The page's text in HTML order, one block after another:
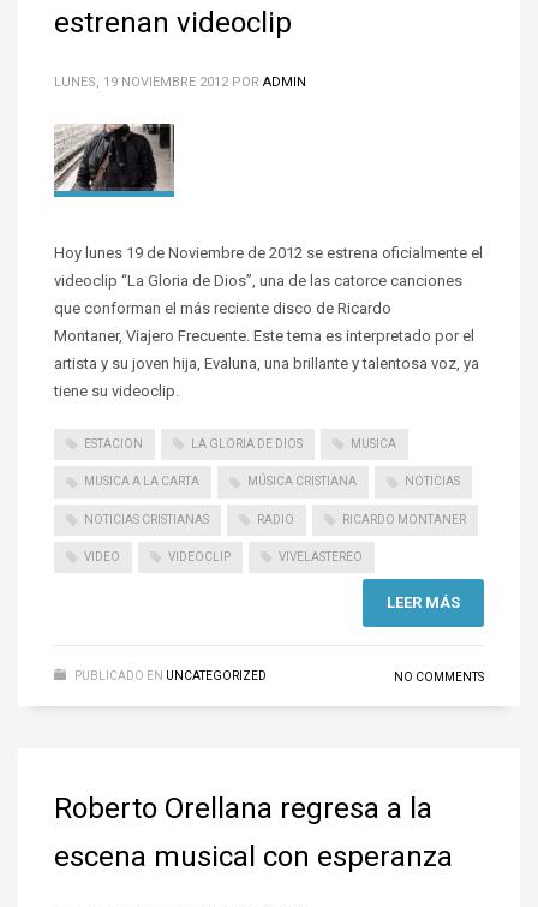
estrenan videoclip
LUNES, 19 NOVIEMBRE 2012 POR ADMIN
Hoy lunes 19 de Noviembre de 2012 se estrena oficialmente el
videoclip “La Gloria de Dios”, una de las catorce canciones
que conforman el más reciente disco de Ricardo
Montaner, Viajero Frecuente. Este tema es interpretado por el
artista y su joven hija, Evaluna, una brillante y talentosa voz, ya
tiene su videoclip.
ESTACION LA GLORIA DE DIOS MUSICA
MUSICA A LA CARTA MÚSICA CRISTIANA NOTICIAS
NOTICIAS CRISTIANAS RADIO RICARDO MONTANER
VIDEO VIDEOCLIP VIVELASTEREO
LEER MÁS
PUBLICADO EN UNCATEGORIZED NO COMMENTS
Roberto Orellana regresa a la
escena musical con esperanza